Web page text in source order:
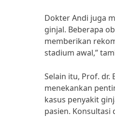
Dokter Andi juga
ginjal. Beberapa
memberikan
stadium awal,”
Selain itu, Prof. dr.
menekankan
kasus penyakit
pasien. Konsultasi